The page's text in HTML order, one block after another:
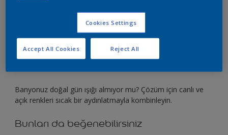
Banyodaki karanlığa ahenkli renk uyumuyla son
Banyonuz doğal gün ışığı almıyor mu? Çözüm için canlı ve
açık renkleri sıcak bir aydınlatmayla kombinleyin.
Bunları da beğenebilirsiniz
Cookies Settings
Reject All
Accept All Cookies